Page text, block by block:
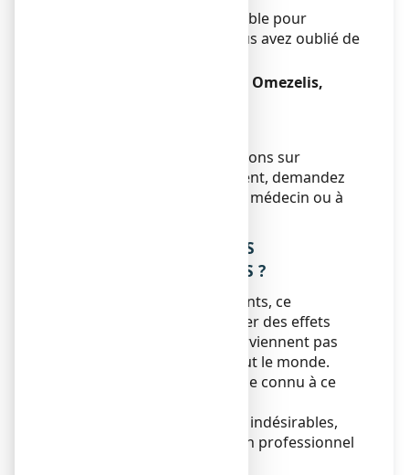
Ne prenez pas de dose double pour
compenser la dose que vous avez oublié de
Si vous arrêtez de prendre Omezelis,
Si vous avez d’autres questions sur
l’utilisation de ce médicament, demandez
plus d’informations à votre médecin ou à
4. QUELS SONT LES EFFETS
INDESIRABLES EVENTUELS ?
Comme tous les médicaments, ce
médicament peut provoquer des effets
indésirables, mais ils ne surviennent pas
systématiquement chez tout le monde.
Il n’y a pas d’effet indésirable connu à ce
En cas de survenue d’effets indésirables,
consultez un médecin ou un professionnel